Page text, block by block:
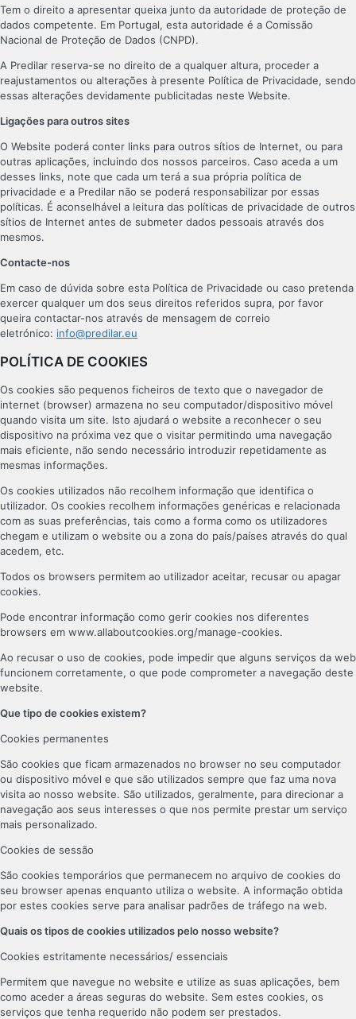
Tem o direito a apresentar queixa junto da autoridade de proteção de
dados competente. Em Portugal, esta autoridade é a Comissão
Nacional de Proteção de Dados (CNPD).
A Predilar reserva-se no direito de a qualquer altura, proceder a
reajustamentos ou alterações à presente Política de Privacidade, sendo
essas alterações devidamente publicitadas neste Website.
Ligações para outros sites
O Website poderá conter links para outros sítios de Internet, ou para
outras aplicações, incluindo dos nossos parceiros. Caso aceda a um
desses links, note que cada um terá a sua própria política de
privacidade e a Predilar não se poderá responsabilizar por essas
políticas. É aconselhável a leitura das políticas de privacidade de outros
sítios de Internet antes de submeter dados pessoais através dos
mesmos.
Contacte-nos
Em caso de dúvida sobre esta Política de Privacidade ou caso pretenda
exercer qualquer um dos seus direitos referidos supra, por favor
queira contactar-nos através de mensagem de correio
eletrónico: info@predilar.eu
POLÍTICA DE COOKIES
Os cookies são pequenos ficheiros de texto que o navegador de
internet (browser) armazena no seu computador/dispositivo móvel
quando visita um site. Isto ajudará o website a reconhecer o seu
dispositivo na próxima vez que o visitar permitindo uma navegação
mais eficiente, não sendo necessário introduzir repetidamente as
mesmas informações.
Os cookies utilizados não recolhem informação que identifica o
utilizador. Os cookies recolhem informações genéricas e relacionada
com as suas preferências, tais como a forma como os utilizadores
chegam e utilizam o website ou a zona do país/países através do qual
acedem, etc.
Todos os browsers permitem ao utilizador aceitar, recusar ou apagar
cookies.
Pode encontrar informação como gerir cookies nos diferentes
browsers em www.allaboutcookies.org/manage-cookies.
Ao recusar o uso de cookies, pode impedir que alguns serviços da web
funcionem corretamente, o que pode comprometer a navegação deste
website.
Que tipo de cookies existem?
Cookies permanentes
São cookies que ficam armazenados no browser no seu computador
ou dispositivo móvel e que são utilizados sempre que faz uma nova
visita ao nosso website. São utilizados, geralmente, para direcionar a
navegação aos seus interesses o que nos permite prestar um serviço
mais personalizado.
Cookies de sessão
São cookies temporários que permanecem no arquivo de cookies do
seu browser apenas enquanto utiliza o website. A informação obtida
por estes cookies serve para analisar padrões de tráfego na web.
Quais os tipos de cookies utilizados pelo nosso website?
Cookies estritamente necessários/ essenciais
Permitem que navegue no website e utilize as suas aplicações, bem
como aceder a áreas seguras do website. Sem estes cookies, os
serviços que tenha requerido não podem ser prestados.